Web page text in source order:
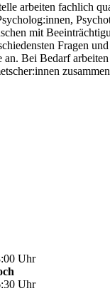
arbeiten fachlich
mit
Fragen
an. Bei Bedarf
Uhr
Uhr